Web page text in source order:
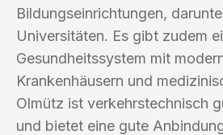
Bildungseinrichtungen,
Universitäten. Es gibt zudem
Gesundheitssystem mit
Krankenhäusern und
Olmütz ist verkehrstechnisch
und bietet eine gute